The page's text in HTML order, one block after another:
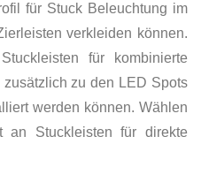
für Stuck Beleuchtung im
verkleiden können.
für kombinierte
zu den LED Spots
werden können. Wählen
an Stuckleisten für direkte